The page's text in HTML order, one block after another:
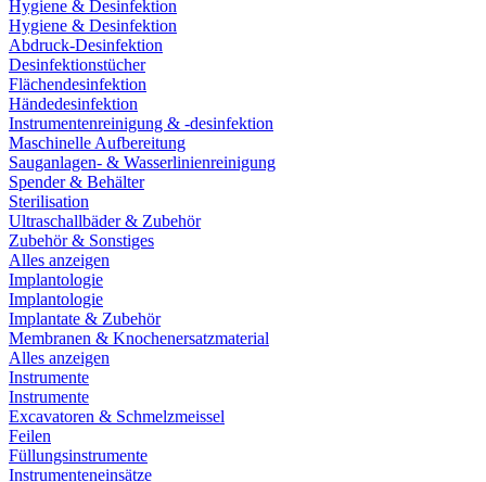
Hygiene & Desinfektion
Hygiene & Desinfektion
Abdruck-Desinfektion
Desinfektionstücher
Flächendesinfektion
Händedesinfektion
Instrumentenreinigung & -desinfektion
Maschinelle Aufbereitung
Sauganlagen- & Wasserlinienreinigung
Spender & Behälter
Sterilisation
Ultraschallbäder & Zubehör
Zubehör & Sonstiges
Alles anzeigen
Implantologie
Implantologie
Implantate & Zubehör
Membranen & Knochenersatzmaterial
Alles anzeigen
Instrumente
Instrumente
Excavatoren & Schmelzmeissel
Feilen
Füllungsinstrumente
Instrumenteneinsätze